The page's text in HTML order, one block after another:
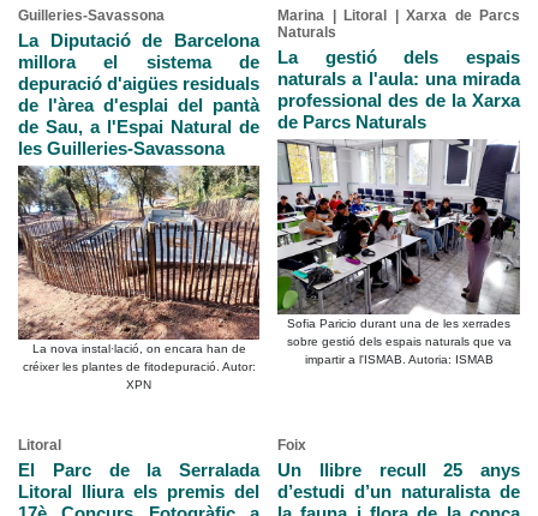
Guilleries-Savassona
La Diputació de Barcelona
millora el sistema de
depuració d'aigües residuals
de l'àrea d'esplai del pantà
de Sau, a l'Espai Natural de
les Guilleries-Savassona
La nova instal·lació, on encara han de
créixer les plantes de fitodepuració. Autor:
XPN
Marina | Litoral | Xarxa de Parcs
Naturals
La gestió dels espais
naturals a l'aula: una mirada
professional des de la Xarxa
de Parcs Naturals
Sofia Paricio durant una de les xerrades
sobre gestió dels espais naturals que va
impartir a l'ISMAB. Autoria: ISMAB
Litoral
El Parc de la Serralada
Litoral lliura els premis del
Foix
Un llibre recull 25 anys
d’estudi d’un naturalista de